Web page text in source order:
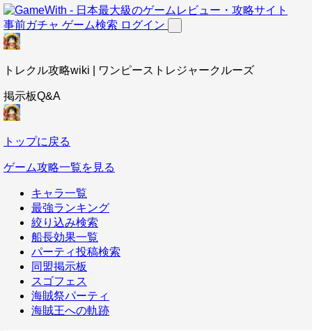
事前ガチャ ゲーム検索 ログイン
トレクル攻略wiki | ワンピーストレジャークルーズ
掲示板Q&A
トップに戻る
ゲーム攻略一覧を見る
キャラ一覧
最強ランキング
絞り込み検索
船長効果一覧
パーティ投稿検索
同盟掲示板
スゴフェス
海賊祭パーティ
海賊王への軌跡